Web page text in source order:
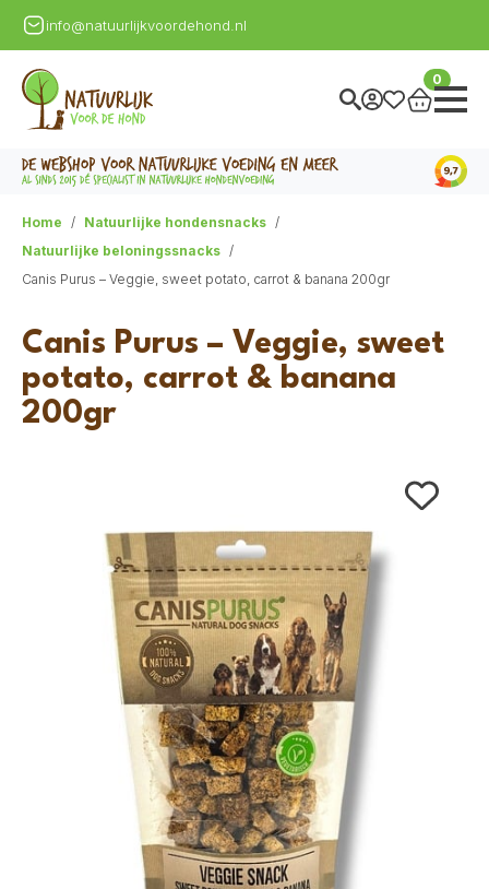
info@natuurlijkvoordehond.nl
0
Home
Natuurlijke hondensnacks
Natuurlijke beloningssnacks
Canis Purus – Veggie, sweet potato, carrot & banana 200gr
Canis Purus – Veggie, sweet
potato, carrot & banana
200gr